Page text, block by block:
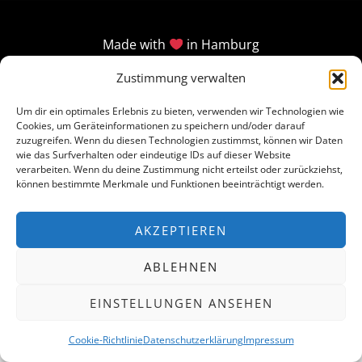
Zustimmung verwalten
Um dir ein optimales Erlebnis zu bieten, verwenden wir Technologien wie
Cookies, um Geräteinformationen zu speichern und/oder darauf
zuzugreifen. Wenn du diesen Technologien zustimmst, können wir Daten
wie das Surfverhalten oder eindeutige IDs auf dieser Website
verarbeiten. Wenn du deine Zustimmung nicht erteilst oder zurückziehst,
können bestimmte Merkmale und Funktionen beeinträchtigt werden.
AKZEPTIEREN
ABLEHNEN
EINSTELLUNGEN ANSEHEN
Cookie-RichtlinieDatenschutzerklärungImpressum
Made with in Hamburg